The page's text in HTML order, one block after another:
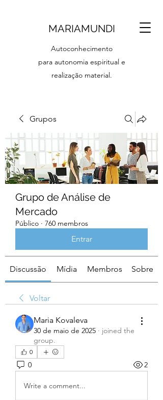
MARIAMUNDI
Autoconhecimento
para autonomia espiritual e
realização material.
Grupos
Grupo de Análise de
Mercado
Público · 760 membros
Entrar
Discussão Mídia Membros Sobre
Voltar
Maria Kovaleva
30 de maio de 2025 · joined the
group.
0
0 2
Write a comment...